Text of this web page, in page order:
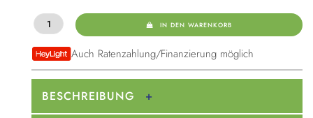
IN DEN WARENKORB
Auch Ratenzahlung/Finanzierung möglich
BESCHREIBUNG